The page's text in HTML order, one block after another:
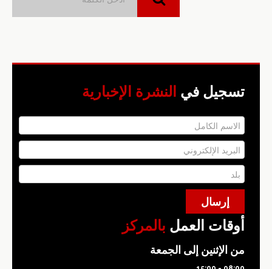
تسجيل في النشرة الإخبارية
أوقات العمل بالمركز
من الإثنين إلى الجمعة